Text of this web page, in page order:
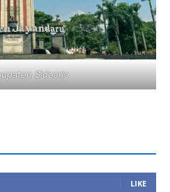
Sidoarjo
LIKE